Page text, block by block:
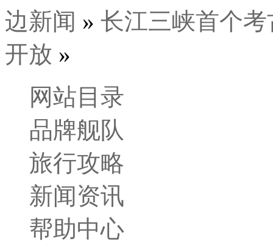
周边新闻
行业新闻
边新闻 » 长江三峡首个
开放 »
网站目录
品牌舰队
旅行攻略
新闻资讯
帮助中心